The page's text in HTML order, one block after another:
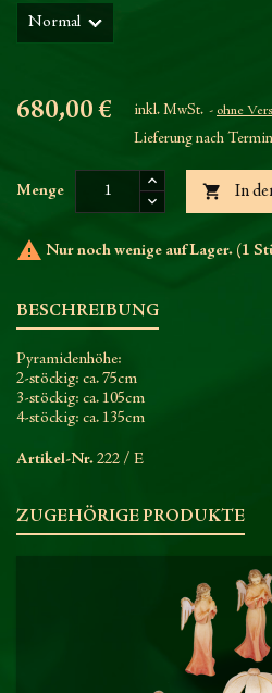
680,00 € inkl. MwSt. ohne
Lieferung nach
Menge  In
 Nur noch wenige auf Lager. (1
BESCHREIBUNG
Pyramidenhöhe:
2-stöckig: ca. 75cm
3-stöckig: ca. 105cm
4-stöckig: ca. 135cm
Artikel-Nr. 222 / E
ZUGEHÖRIGE PRODUKTE